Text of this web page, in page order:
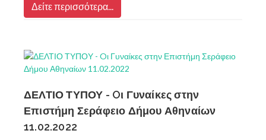
Δείτε περισσότερα...
ΔΕΛΤΙΟ ΤΥΠΟΥ - Oι Γυναίκες στην
Επιστήμη Σεράφειο Δήμου Αθηναίων
11.02.2022